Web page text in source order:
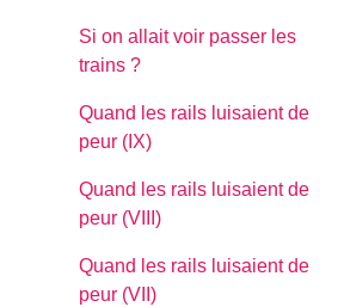
Si on allait voir passer les
trains ?
Quand les rails luisaient de
peur (IX)
Quand les rails luisaient de
peur (VIII)
Quand les rails luisaient de
peur (VII)